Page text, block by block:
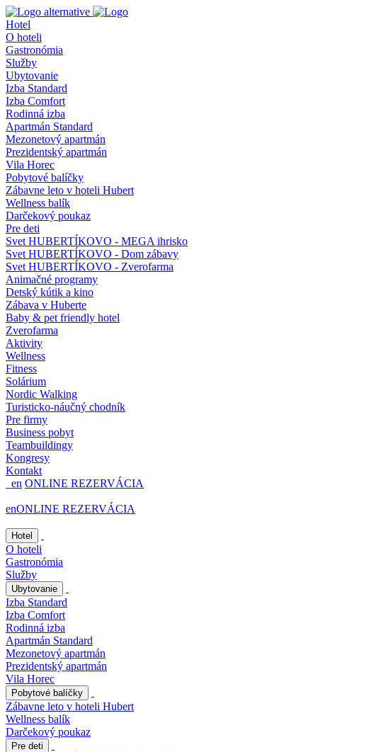
Hotel
O hoteli
Gastronómia
Služby
Ubytovanie
Izba Standard
Izba Comfort
Rodinná izba
Apartmán Standard
Mezonetový apartmán
Prezidentský apartmán
Vila Horec
Pobytové balíčky
Zábavne leto v hoteli Hubert
Wellness balík
Darčekový poukaz
Pre deti
Svet HUBERTÍKOVO - MEGA ihrisko
Svet HUBERTÍKOVO - Dom zábavy
Svet HUBERTÍKOVO - Zverofarma
Animačné programy
Detský kútik a kino
Zábava v Huberte
Baby & pet friendly hotel
Zverofarma
Aktivity
Wellness
Fitness
Solárium
Nordic Walking
Turisticko-náučný chodník
Pre firmy
Business pobyt
Teambuildingy
Kongresy
Kontakt
en ONLINE REZERVÁCIA
enONLINE REZERVÁCIA
Hotel
O hoteli
Gastronómia
Služby
Ubytovanie
Izba Standard
Izba Comfort
Rodinná izba
Apartmán Standard
Mezonetový apartmán
Prezidentský apartmán
Vila Horec
Pobytové balíčky
Zábavne leto v hoteli Hubert
Wellness balík
Darčekový poukaz
Pre deti